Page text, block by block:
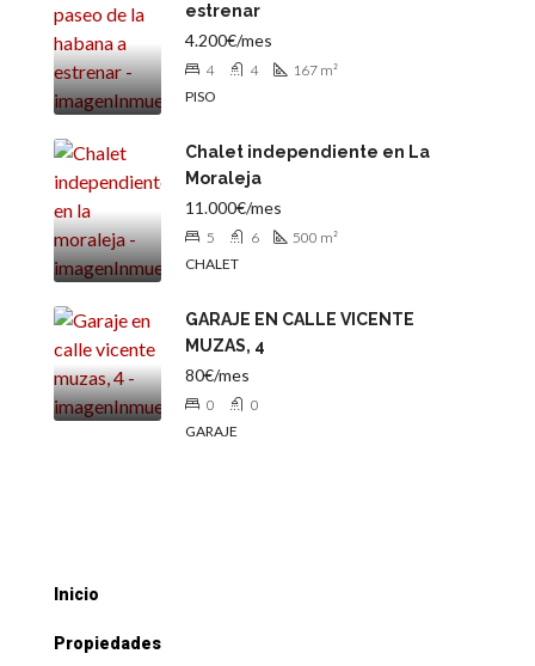
estrenar
4.200€/mes
4 4 167 m²
PISO
Chalet independiente en La
Moraleja
11.000€/mes
5 6 500 m²
CHALET
GARAJE EN CALLE VICENTE
MUZAS, 4
80€/mes
0
0
GARAJE
Inicio
Propiedades